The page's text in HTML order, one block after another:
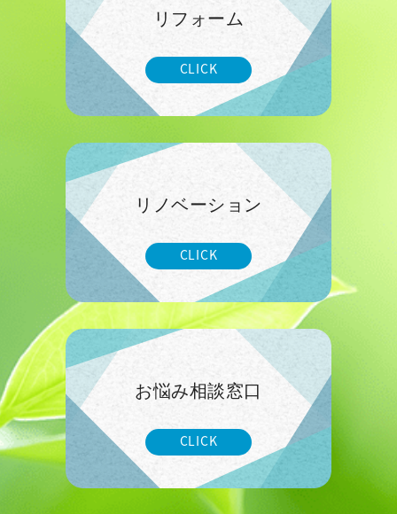
リフォーム
CLICK
リノベーション
CLICK
お悩み相談窓口
CLICK